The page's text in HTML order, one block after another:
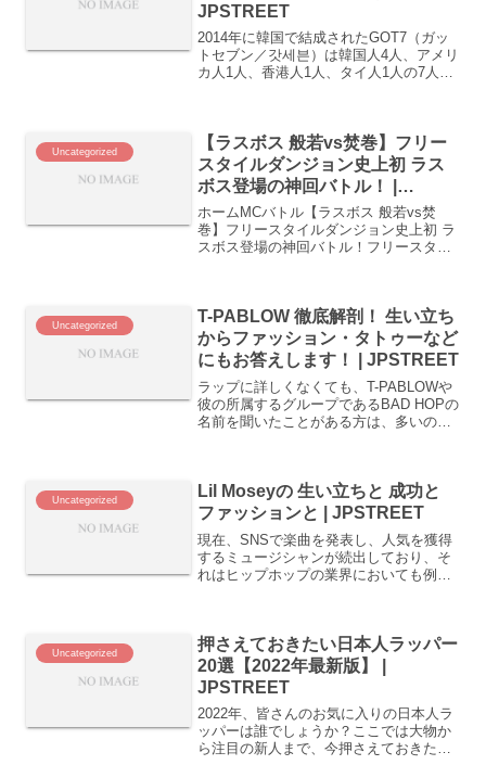
JPSTREET
2014年に韓国で結成されたGOT7（ガッ
トセブン／갓세븐）は韓国人4人、アメリ
カ人1人、香港人1人、タイ人1人の7人で
スの要素をふん...
Uncategorized
【ラスボス 般若vs焚巻】フリー
スタイルダンジョン史上初 ラス
ボス登場の神回バトル！ |
JPSTREET
ホームMCバトル【ラスボス 般若vs焚
巻】フリースタイルダンジョン史上初 ラ
スボス登場の神回バトル！フリースタイ
倒...
Uncategorized
T-PABLOW 徹底解剖！ 生い立ち
からファッション・タトゥーなど
にもお答えします！ | JPSTREET
ラップに詳しくなくても、T-PABLOWや
彼の所属するグループであるBAD HOPの
名前を聞いたことがある方は、多いので
生RAP...
Uncategorized
Lil Moseyの 生い立ちと 成功と
ファッションと | JPSTREET
現在、SNSで楽曲を発表し、人気を獲得
するミュージシャンが続出しており、そ
れはヒップホップの業界においても例外
ったLil ...
Uncategorized
押さえておきたい日本人ラッパー
20選【2022年最新版】 |
JPSTREET
2022年、皆さんのお気に入りの日本人ラ
ッパーは誰でしょうか？ここでは大物か
ら注目の新人まで、今押さえておきたい